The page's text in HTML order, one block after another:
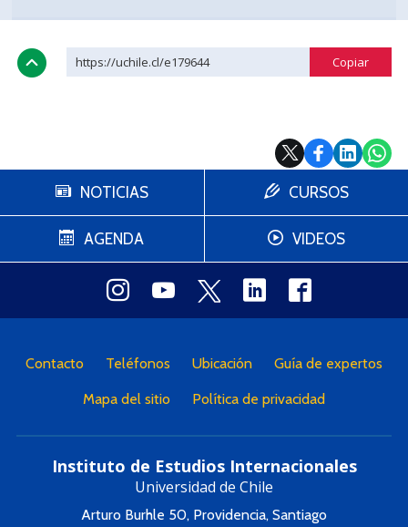
https://uchile.cl/e179644
NOTICIAS
AGENDA
CURSOS
VIDEOS
Contacto Teléfonos Ubicación Guía de expertos
Mapa del sitio Política de privacidad
Instituto de Estudios Internacionales
Universidad de Chile
Arturo Burhle 50, Providencia, Santiago